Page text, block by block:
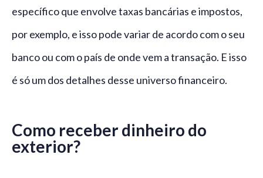
específico que envolve taxas bancárias e impostos,
por exemplo, e isso pode variar de acordo com o seu
banco ou com o país de onde vem a transação. E isso
é só um dos detalhes desse universo financeiro.
Como receber dinheiro do
exterior?